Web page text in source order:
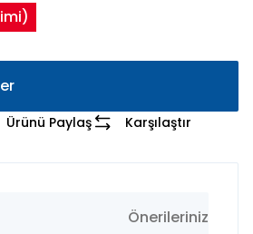
Ürünü Paylaş Karşılaştır
Önerileriniz